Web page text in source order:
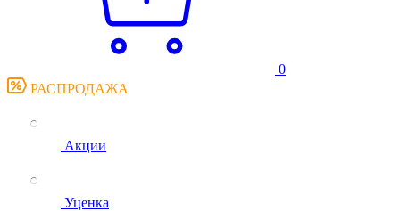
0
РАСПРОДАЖА
Акции
Уценка